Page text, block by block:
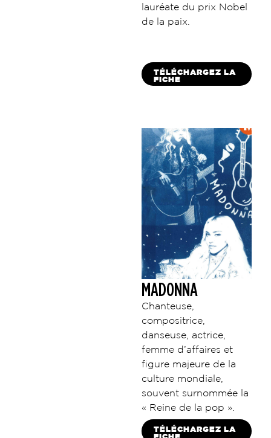
lauréate du prix Nobel
de la paix.
TÉLÉCHARGEZ LA
FICHE
MADONNA
Chanteuse,
compositrice,
danseuse, actrice,
femme d’affaires et
figure majeure de la
culture mondiale,
souvent surnommée la
« Reine de la pop ».
TÉLÉCHARGEZ LA